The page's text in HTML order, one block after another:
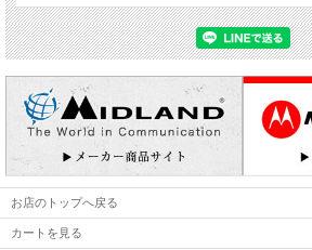
お店のトップへ戻る
カートを見る